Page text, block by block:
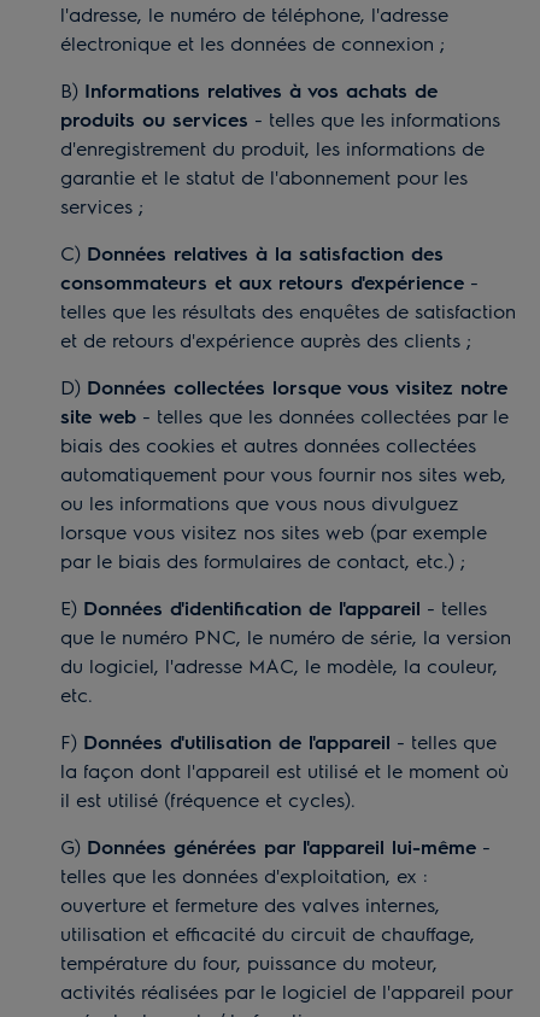
l'adresse, le numéro de téléphone, l'adresse
électronique et les données de connexion ;
B) Informations relatives à vos achats de
produits ou services - telles que les informations
d'enregistrement du produit, les informations de
garantie et le statut de l'abonnement pour les
services ;
C) Données relatives à la satisfaction des
consommateurs et aux retours d'expérience -
telles que les résultats des enquêtes de satisfaction
et de retours d'expérience auprès des clients ;
D) Données collectées lorsque vous visitez notre
site web - telles que les données collectées par le
biais des cookies et autres données collectées
automatiquement pour vous fournir nos sites web,
ou les informations que vous nous divulguez
lorsque vous visitez nos sites web (par exemple
par le biais des formulaires de contact, etc.) ;
E) Données d'identification de l'appareil - telles
que le numéro PNC, le numéro de série, la version
du logiciel, l'adresse MAC, le modèle, la couleur,
etc.
F) Données d'utilisation de l'appareil - telles que
la façon dont l'appareil est utilisé et le moment où
il est utilisé (fréquence et cycles).
G) Données générées par l'appareil lui-même -
telles que les données d'exploitation, ex :
ouverture et fermeture des valves internes,
utilisation et efficacité du circuit de chauffage,
température du four, puissance du moteur,
activités réalisées par le logiciel de l'appareil pour